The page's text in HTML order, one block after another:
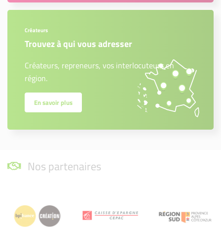
Créateurs
Trouvez à qui vous adresser
Créateurs, repreneurs, vos interlocuteurs en
région.
En savoir plus
Nos partenaires